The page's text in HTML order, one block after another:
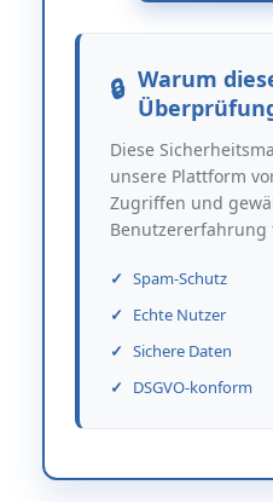
Warum
Diese
unsere Plattform
Zugriffen und
Benutzererfahrung
Spam-Schutz
Echte Nutzer
Sichere Daten
DSGVO-konform